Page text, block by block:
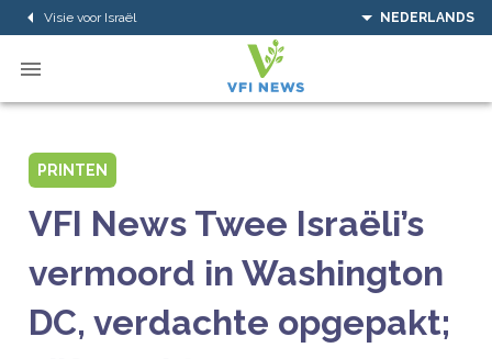
Visie voor Israël NEDERLANDS
PRINTEN
VFI News Twee Israëli’s
vermoord in Washington
DC, verdachte opgepakt;